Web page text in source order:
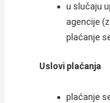
u slučaju
agencije
plaćanje
Uslovi plaćanja
plaćanje